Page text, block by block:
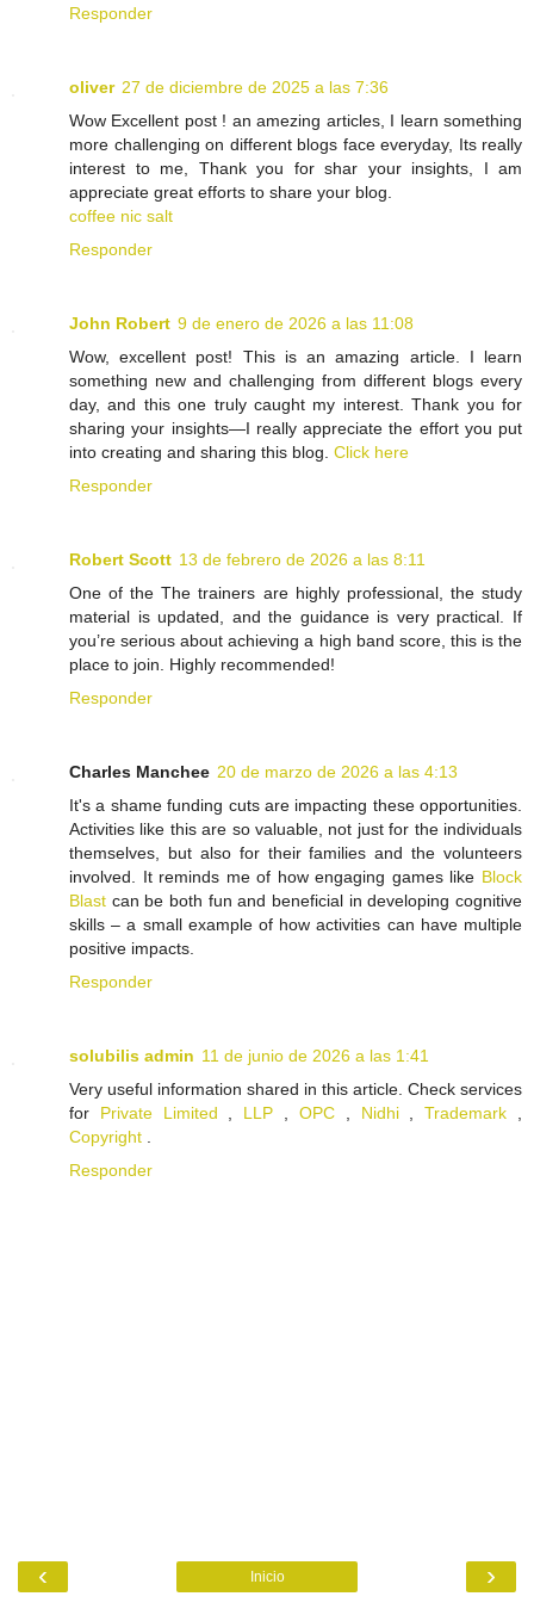
Responder
oliver 27 de diciembre de 2025 a las 7:36
Wow Excellent post ! an amezing articles, I learn something
more challenging on different blogs face everyday, Its really
interest to me, Thank you for shar your insights, I am
appreciate great efforts to share your blog.
coffee nic salt
Responder
John Robert 9 de enero de 2026 a las 11:08
Wow, excellent post! This is an amazing article. I learn
something new and challenging from different blogs every
day, and this one truly caught my interest. Thank you for
sharing your insights—I really appreciate the effort you put
into creating and sharing this blog. Click here
Responder
Robert Scott 13 de febrero de 2026 a las 8:11
One of theThe trainers are highly professional, the study
material is updated, and the guidance is very practical. If
you’re serious about achieving a high band score, this is the
place to join. Highly recommended!
Responder
Charles Manchee 20 de marzo de 2026 a las 4:13
It's a shame funding cuts are impacting these opportunities.
Activities like this are so valuable, not just for the individuals
themselves, but also for their families and the volunteers
involved. It reminds me of how engaging games like Block
Blast can be both fun and beneficial in developing cognitive
skills – a small example of how activities can have multiple
positive impacts.
Responder
solubilis admin 11 de junio de 2026 a las 1:41
Very useful information shared in this article. Check services
for Private Limited LLP OPC Nidhi ,Trademark
Copyright
Responder
‹ ›
Inicio